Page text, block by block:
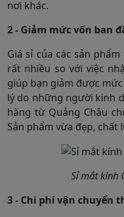
nơi khác.
2 - Giảm mức vốn ban
Giá sỉ của các sản
rất nhiều so với việc
giúp bạn giảm được
lý do những người kinh
hàng từ Quảng Châu
Sản phẩm vừa đẹp, chất
Sỉ mắt kính
3 - Chi phí vận chuyển